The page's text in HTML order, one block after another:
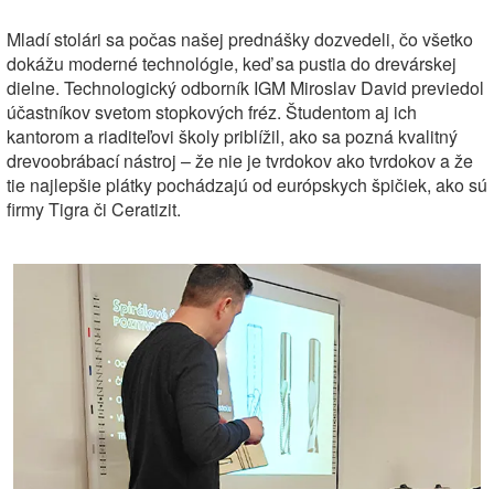
Mladí stolári sa počas našej prednášky dozvedeli, čo všetko
dokážu moderné technológie, keď sa pustia do drevárskej
dielne. Technologický odborník IGM Miroslav David previedol
účastníkov svetom stopkových fréz. Študentom aj ich
kantorom a riaditeľovi školy priblížil, ako sa pozná kvalitný
drevoobrábací nástroj – že nie je tvrdokov ako tvrdokov a že
tie najlepšie plátky pochádzajú od európskych špičiek, ako sú
firmy Tigra či Ceratizit.